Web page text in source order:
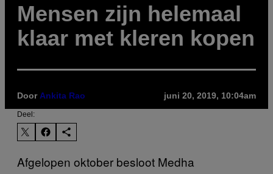
Mensen zijn helemaal
klaar met kleren kopen
Door Ankita Rao juni 20, 2019, 10:04am
Deel:
Afgelopen oktober besloot Medha